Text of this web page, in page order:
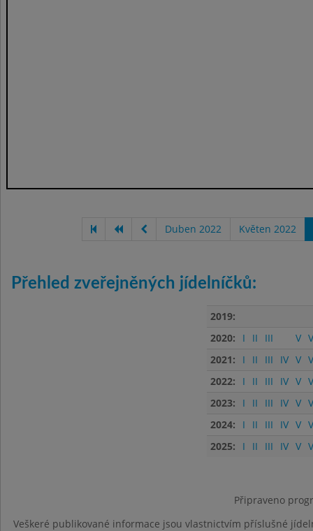
Duben 2022 Květen 2022
Přehled zveřejněných jídelníčků:
2019:
2020:
I II III V
2021:
I II III IV V
2022:
I II III IV V
2023:
I II III IV V
2024:
I II III IV V
2025:
I II III IV V
Připraveno
Veškeré publikované informace jsou vlastnictvím příslušné